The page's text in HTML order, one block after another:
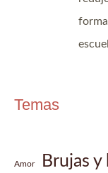
Temas
Amor Brujas y